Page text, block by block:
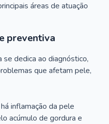
áreas de atuação
preventiva
dedica ao diagnóstico,
que afetam pele,
inflamação da pele
acúmulo de gordura e